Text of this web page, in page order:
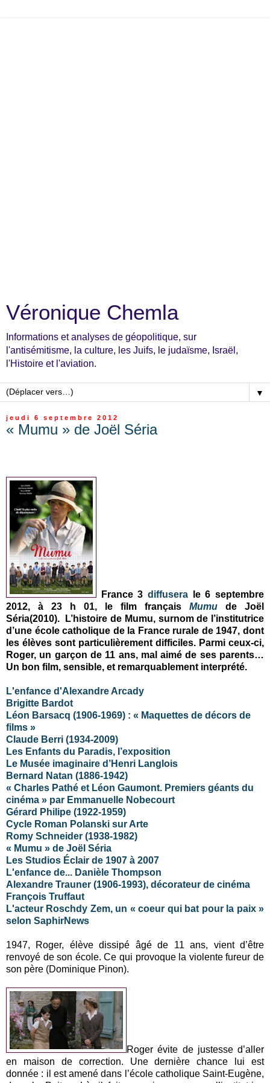
Véronique Chemla
Informations et analyses de géopolitique, sur
l'antisémitisme, la culture, les Juifs, le judaïsme, Israël,
l'Histoire et l'aviation.
▼
jeudi 6 septembre 2012
« Mumu » de Joël Séria
France 3 diffusera le 6 septembre
2012, à 23 h 01, le film français Mumu de Joël
Séria(2010). L’histoire de Mumu, surnom de l’institutrice
d’une école catholique de la France rurale de 1947, dont
les élèves sont particulièrement difficiles. Parmi ceux-ci,
Roger, un garçon de 11 ans, mal aimé de ses parents…
Un bon film, sensible, et remarquablement interprété.
L'enfance d'Alexandre Arcady
Brigitte Bardot
Léon Barsacq (1906-1969) : « Maquettes de décors de
films »
Claude Berri (1934-2009)
Les Enfants du Paradis, l’exposition
Le Musée imaginaire d’Henri Langlois
Bernard Natan (1886-1942)
« Charles Pathé et Léon Gaumont. Premiers géants du
cinéma » par Emmanuelle Nobecourt
Gérard Philipe (1922-1959)
Cycle Roman Polanski sur Arte
Romy Schneider (1938-1982)
« Mumu » de Joël Séria
Les Studios Éclair de 1907 à 2007
L'enfance de... Danièle Thompson
Alexandre Trauner (1906-1993), décorateur de cinéma
François Truffaut
L'acteur Roschdy Zem, un « coeur qui bat pour la paix »
selon SaphirNews
1947, Roger, élève dissipé âgé de 11 ans, vient d’être
renvoyé de son école. Ce qui provoque la violente fureur de
son père (Dominique Pinon).
Roger évite de justesse d’aller
en maison de correction. Une dernière chance lui est
donnée : il est amené dans l’école catholique Saint-Eugène,